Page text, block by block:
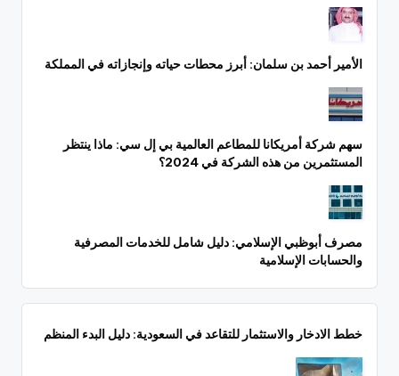
الأمير أحمد بن سلمان: أبرز محطات حياته وإنجازاته في المملكة
سهم شركة أمريكانا للمطاعم العالمية بي إل سي: ماذا ينتظر
المستثمرين من هذه الشركة في 2024؟
مصرف أبوظبي الإسلامي: دليل شامل للخدمات المصرفية
والحسابات الإسلامية
خطط الادخار والاستثمار للتقاعد في السعودية: دليل البدء المنظم